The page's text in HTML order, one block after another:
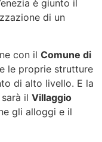
è giunto il
di un
con il Comune di
le proprie strutture
di alto livello. E la
il Villaggio
gli alloggi e il